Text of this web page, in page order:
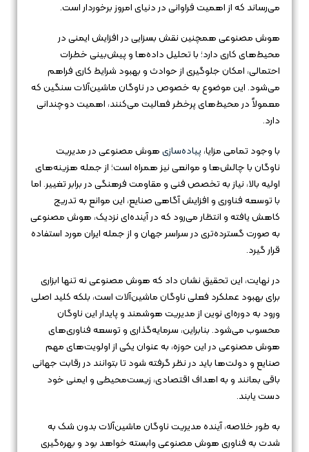
می‌رساند که از اهمیت فراوانی در دنیای امروز برخوردار است.
هوش مصنوعی همچنین نقش بسزایی در افزایش ایمنی در
محیط‌های کاری دارد؛ با تحلیل داده‌ها و پیش‌بینی خطرات
احتمالی، امکان جلوگیری از حوادث و بهبود شرایط کاری فراهم
می‌شود. این موضوع به خصوص در ناوگان ماشین‌آلات سنگین که
معمولاً در محیط‌های پرخطر فعالیت می‌کنند، اهمیت دوچندانی
دارد.
با وجود تمامی مزایا، پیاده‌سازیهوش مصنوعی در مدیریت
ناوگان با چالش‌ها و موانعی نیز همراه است؛ از جمله هزینه‌های
اولیه بالا، نیاز به تخصص فنی و مقاومت فرهنگی در برابر تغییر. اما
با توسعه فناوری و افزایش آگاهی صنایع، این موانع به تدریج
کاهش یافته و انتظار می‌رود که در آینده‌ای نزدیک، هوش مصنوعی
به صورت گسترده‌تری در سراسر جهان و از جمله ایران مورد استفاده
قرار گیرد.
در نهایت، این تحقیق نشان داد که هوش مصنوعی نه تنها ابزاری
برای بهبود عملکرد فعلی ناوگان ماشین‌آلات است، بلکه کلید اصلی
ورود به دوره‌ای نوین از مدیریت هوشمند و پایدار این ناوگان
محسوب می‌شود. بنابراین، سرمایه‌گذاری و توسعه فناوری‌های
هوش مصنوعی در این حوزه، به عنوان یکی از اولویت‌های مهم
صنایع و دولت‌ها باید در نظر گرفته شود تا بتوانند در رقابت جهانی
باقی بمانند و به اهداف اقتصادی، زیست‌محیطی و ایمنی خود
دست یابند.
به طور خلاصه، آینده مدیریت ناوگان ماشین‌آلات بدون شک به
شدت به فناوری هوش مصنوعی وابسته خواهد بود و بهره‌گیری